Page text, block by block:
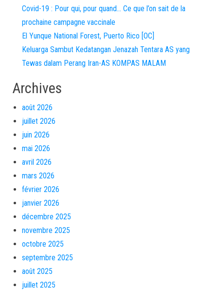
Covid-19 : Pour qui, pour quand… Ce que l’on sait de la
prochaine campagne vaccinale
El Yunque National Forest, Puerto Rico [OC]
Keluarga Sambut Kedatangan Jenazah Tentara AS yang
Tewas dalam Perang Iran-AS KOMPAS MALAM
Archives
août 2026
juillet 2026
juin 2026
mai 2026
avril 2026
mars 2026
février 2026
janvier 2026
décembre 2025
novembre 2025
octobre 2025
septembre 2025
août 2025
juillet 2025